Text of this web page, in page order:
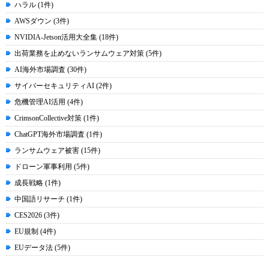
ハラル (1件)
AWSダウン (3件)
NVIDIA-Jetson活用大全集 (18件)
出荷業務を止めないランサムウェア対策 (5件)
AI海外市場調査 (30件)
サイバーセキュリティAI (2件)
危機管理AI活用 (4件)
CrimsonCollective対策 (1件)
ChatGPT海外市場調査 (1件)
ランサムウェア被害 (15件)
ドローン軍事利用 (5件)
成長戦略 (1件)
中国語リサーチ (1件)
CES2026 (3件)
EU規制 (4件)
EUデータ法 (5件)